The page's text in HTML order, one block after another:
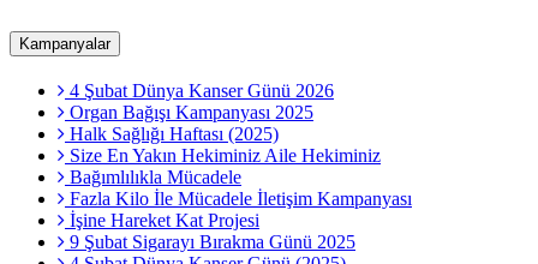
Kampanyalar
4 Şubat Dünya Kanser Günü 2026
Organ Bağışı Kampanyası 2025
Halk Sağlığı Haftası (2025)
Size En Yakın Hekiminiz Aile Hekiminiz
Bağımlılıkla Mücadele
Fazla Kilo İle Mücadele İletişim Kampanyası
İşine Hareket Kat Projesi
9 Şubat Sigarayı Bırakma Günü 2025